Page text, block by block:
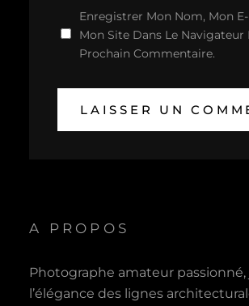
Enregistrer Mon Nom, Mon
Mon Site Dans Le Navigateur
Prochain Commentaire.
A PROPOS
Photographe amateur
l’élégance des lignes